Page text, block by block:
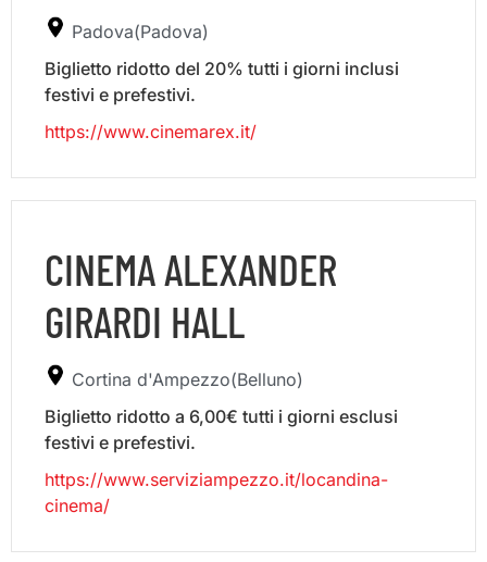
Padova(Padova)
Biglietto ridotto del 20% tutti i giorni inclusi
festivi e prefestivi.
https://www.cinemarex.it/
CINEMA ALEXANDER
GIRARDI HALL
Cortina d'Ampezzo(Belluno)
Biglietto ridotto a 6,00€ tutti i giorni esclusi
festivi e prefestivi.
https://www.serviziampezzo.it/locandina-
cinema/